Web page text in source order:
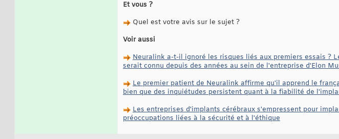
Et vous ?
Quel est votre avis sur le sujet ?
Voir aussi
Neuralink a-t-il ignoré les risques liés aux premiers essais ?
serait connu depuis des années au sein de l'entreprise d'Elon
Le premier patient de Neuralink affirme qu'il apprend le
bien que des inquiétudes persistent quant à la fiabilité de
Les entreprises d'implants cérébraux s'empressent pour
préoccupations liées à la sécurité et à l'éthique